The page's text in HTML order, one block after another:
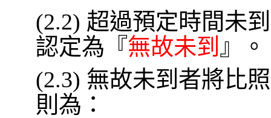
(2.2) 超過預定時間未
認定為『無故未到 』。
(2.3) 無故未到者將比
則為：